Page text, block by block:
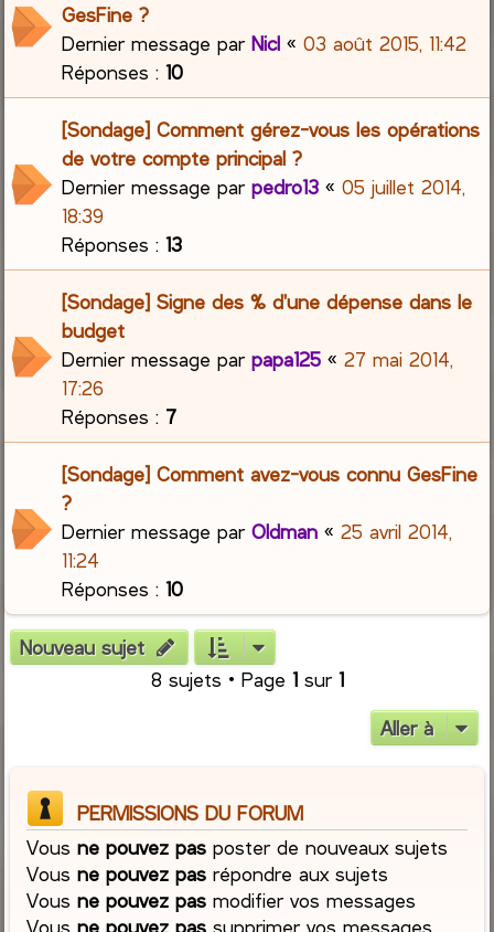
GesFine ?
Dernier message parNicl «03 août 2015, 11:42
Réponses :10
[Sondage] Comment gérez-vous les opérations
de votre compte principal ?
Dernier message parpedro13 «05 juillet 2014,
18:39
Réponses :13
[Sondage] Signe des % d'une dépense dans le
budget
Dernier message parpapa125 «27 mai 2014,
17:26
Réponses : 7
[Sondage] Comment avez-vous connu GesFine
?
Dernier message parOldman «25 avril 2014,
11:24
Réponses :10
Nouveau sujet
8 sujets • Page 1sur 1
Aller à
PERMISSIONS DU FORUM
Vousne pouvez pas poster de nouveaux sujets
Vousne pouvez pas répondre aux sujets
Vousne pouvez pas modifier vos messages
Vousne pouvez pas supprimer vos messages